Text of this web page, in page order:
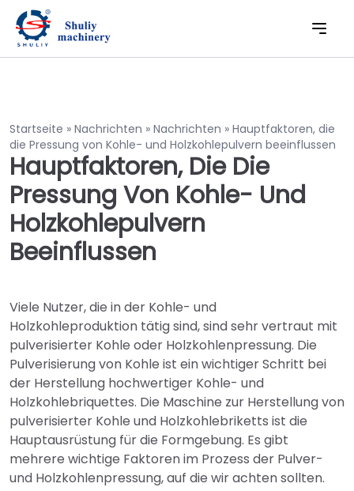
Startseite » Nachrichten » Nachrichten » Hauptfaktoren, die
die Pressung von Kohle- und Holzkohlepulvern beeinflussen
Hauptfaktoren, Die Die
Pressung Von Kohle- Und
Holzkohlepulvern
Beeinflussen
Viele Nutzer, die in der Kohle- und
Holzkohleproduktion tätig sind, sind sehr vertraut mit
pulverisierter Kohle oder Holzkohlenpressung. Die
Pulverisierung von Kohle ist ein wichtiger Schritt bei
der Herstellung hochwertiger Kohle- und
Holzkohlebriquettes. Die Maschine zur Herstellung von
pulverisierter Kohle und Holzkohlebriketts ist die
Hauptausrüstung für die Formgebung. Es gibt
mehrere wichtige Faktoren im Prozess der Pulver-
und Holzkohlenpressung, auf die wir achten sollten.